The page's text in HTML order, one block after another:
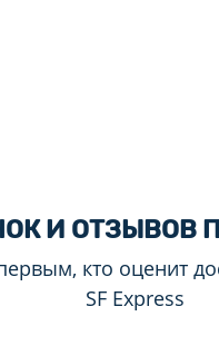
И ОТЗЫВОВ
кто оценит
SF Express